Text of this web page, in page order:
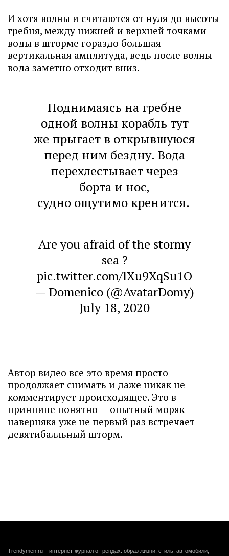
И хотя волны и считаются от нуля до высоты
гребня, между нижней и верхней точками
воды в шторме гораздо большая
вертикальная амплитуда, ведь после волны
вода заметно отходит вниз.
Поднимаясь на гребне
одной волны корабль тут
же прыгает в открывшуюся
перед ним бездну. Вода
перехлестывает через
борта и нос,
судно ощутимо кренится.
Are you afraid of the stormy
sea ?
pic.twitter.com/lXu9XqSu1O
— Domenico (@AvatarDomy)
July 18, 2020
Автор видео все это время просто
продолжает снимать и даже никак не
комментирует происходящее. Это в
принципе понятно — опытный моряк
наверняка уже не первый раз встречает
девятибалльный шторм.
Trendymen.ru – интернет-журнал о трендах: образ жизни, стиль, автомобили,